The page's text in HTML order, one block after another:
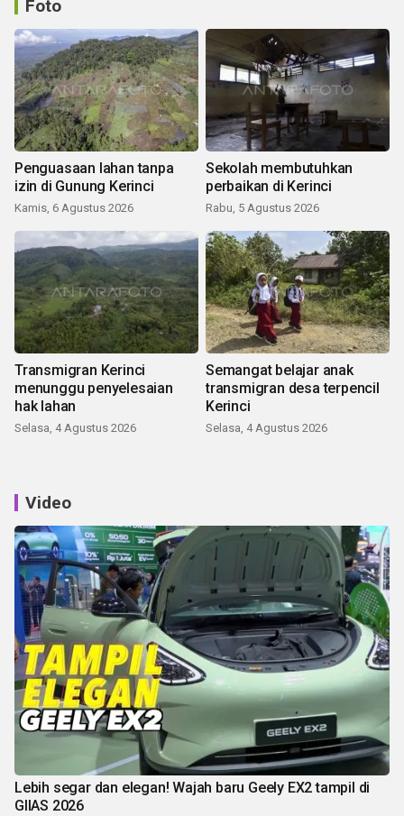
Foto
Penguasaan lahan tanpa
izin di Gunung Kerinci
Kamis, 6 Agustus 2026
Sekolah membutuhkan
perbaikan di Kerinci
Rabu, 5 Agustus 2026
Transmigran Kerinci
menunggu penyelesaian
hak lahan
Selasa, 4 Agustus 2026
Semangat belajar anak
transmigran desa terpencil
Kerinci
Selasa, 4 Agustus 2026
Video
Lebih segar dan elegan! Wajah baru Geely EX2 tampil di
GIIAS 2026